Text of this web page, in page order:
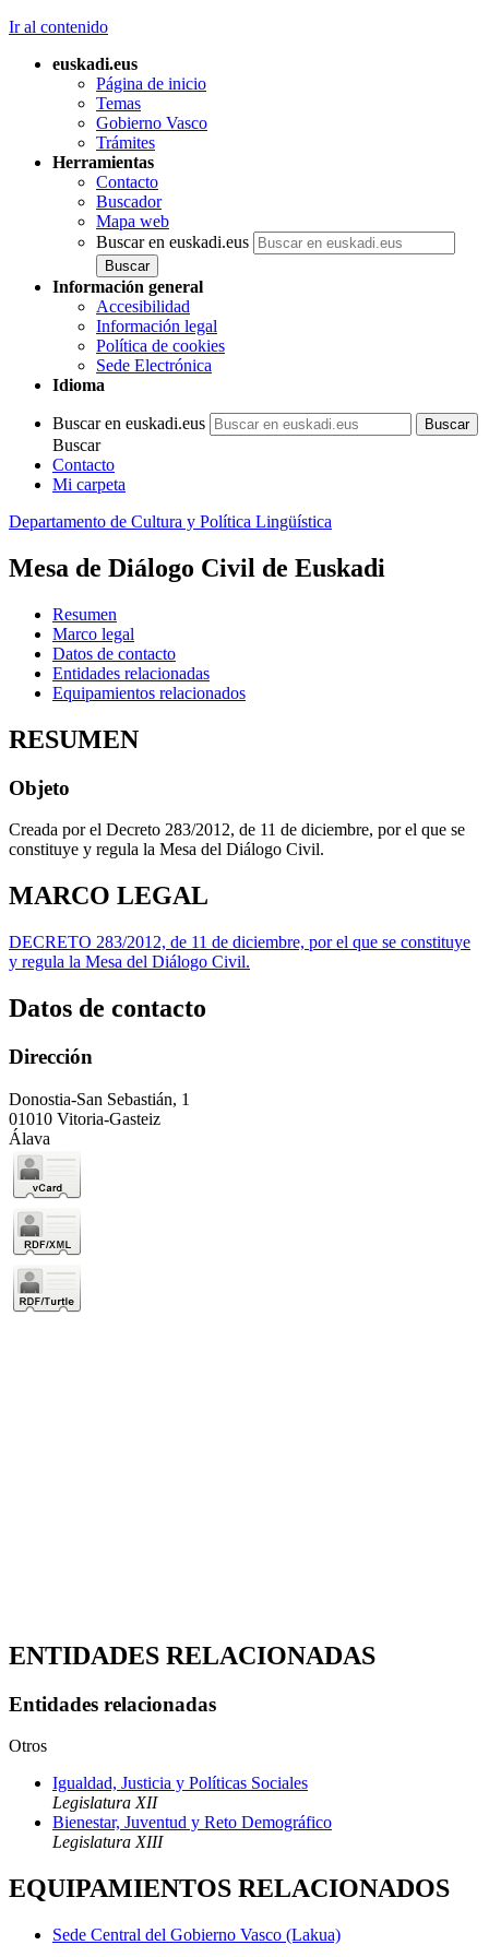
Ir al contenido
euskadi.eus
Página de inicio
Temas
Gobierno Vasco
Trámites
Herramientas
Contacto
Buscador
Mapa web
Buscar en euskadi.eus
Información general
Accesibilidad
Información legal
Política de cookies
Sede Electrónica
Idioma
Buscar en euskadi.eus
Buscar
Contacto
Mi carpeta
Departamento de Cultura y Política Lingüística
Mesa de Diálogo Civil de Euskadi
Resumen
Marco legal
Datos de contacto
Entidades relacionadas
Equipamientos relacionados
RESUMEN
Objeto
Creada por el Decreto 283/2012, de 11 de diciembre, por el que se
constituye y regula la Mesa del Diálogo Civil.
MARCO LEGAL
DECRETO 283/2012, de 11 de diciembre, por el que se constituye
y regula la Mesa del Diálogo Civil.
Datos de contacto
Dirección
Donostia-San Sebastián, 1
01010 Vitoria-Gasteiz
Álava
ENTIDADES RELACIONADAS
Entidades relacionadas
Otros
Igualdad, Justicia y Políticas Sociales
Legislatura XII
Bienestar, Juventud y Reto Demográfico
Legislatura XIII
EQUIPAMIENTOS RELACIONADOS
Sede Central del Gobierno Vasco (Lakua)